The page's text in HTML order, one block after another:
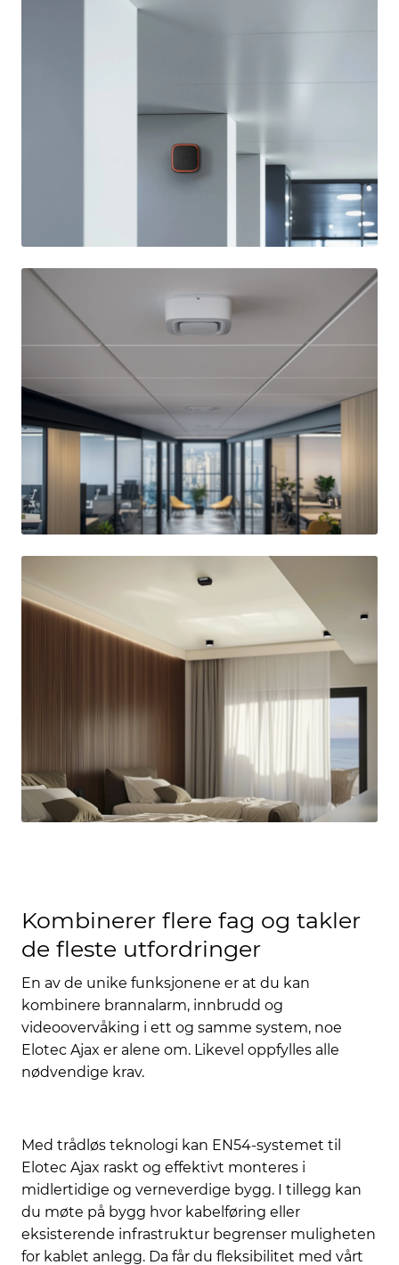
Kombinerer flere fag og takler
de fleste utfordringer
En av de unike funksjonene er at du kan
kombinere brannalarm, innbrudd og
videoovervåking i ett og samme system, noe
Elotec Ajax er alene om. Likevel oppfylles alle
nødvendige krav.
Med trådløs teknologi kan EN54-systemet til
Elotec Ajax raskt og effektivt monteres i
midlertidige og verneverdige bygg. I tillegg kan
du møte på bygg hvor kabelføring eller
eksisterende infrastruktur begrenser muligheten
for kablet anlegg. Da får du fleksibilitet med vårt